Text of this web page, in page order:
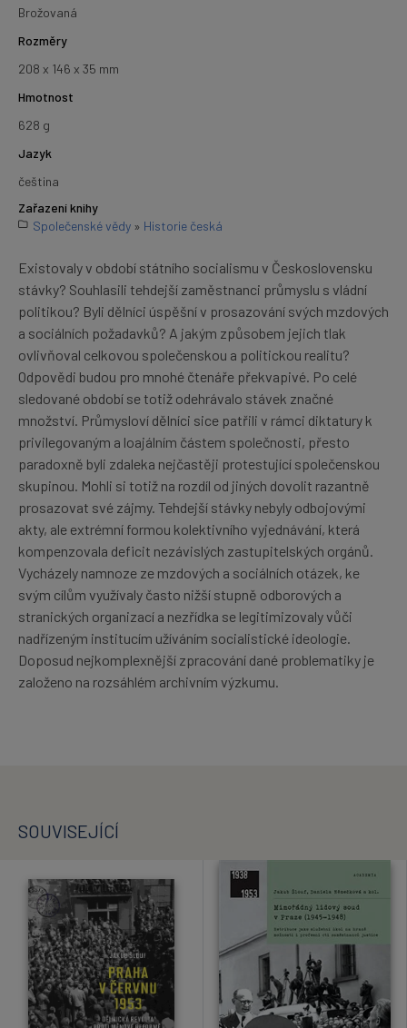
Brožovaná
Rozměry
208 x 146 x 35 mm
Hmotnost
628 g
Jazyk
čeština
Zařazení knihy
Společenské vědy » Historie česká
Existovaly v období státního socialismu v Československu
stávky? Souhlasili tehdejší zaměstnanci průmyslu s vládní
politikou? Byli dělníci úspěšní v prosazování svých mzdových
a sociálních požadavků? A jakým způsobem jejich tlak
ovlivňoval celkovou společenskou a politickou realitu?
Odpovědi budou pro mnohé čtenáře překvapivé. Po celé
sledované období se totiž odehrávalo stávek značné
množství. Průmysloví dělníci sice patřili v rámci diktatury k
privilegovaným a loajálním částem společnosti, přesto
paradoxně byli zdaleka nejčastěji protestující společenskou
skupinou. Mohli si totiž na rozdíl od jiných dovolit razantně
prosazovat své zájmy. Tehdejší stávky nebyly odbojovými
akty, ale extrémní formou kolektivního vyjednávání, která
kompenzovala deficit nezávislých zastupitelských orgánů.
Vycházely namnoze ze mzdových a sociálních otázek, ke
svým cílům využívaly často nižší stupně odborových a
stranických organizací a nezřídka se legitimizovaly vůči
nadřízeným institucím užíváním socialistické ideologie.
Doposud nejkomplexnější zpracování dané problematiky je
založeno na rozsáhlém archivním výzkumu.
SOUVISEJÍCÍ